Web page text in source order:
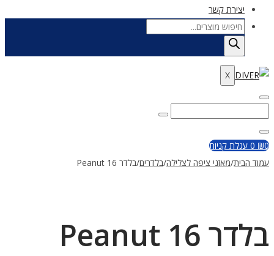
יצירת קשר
Products
search
X
Enter
Keywordfor:
Close
₪0
0 עגלת קניות
עמוד הבית/מאזני ציפה לצלילה/בלדרים/בלדר Peanut 16
בלדר Peanut 16